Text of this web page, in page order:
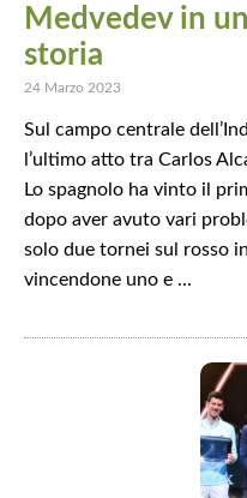
Medvedev in
storia
24 Marzo 2023
Sul campo centrale
l’ultimo atto tra Carlos
Lo spagnolo ha vinto il
dopo aver avuto vari
solo due tornei sul rosso
vincendone uno e ...